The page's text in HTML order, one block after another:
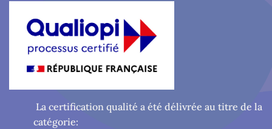
La certification qualité a été délivrée au titre de la
catégorie: